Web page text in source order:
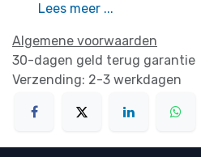
Lees meer ...
Algemene voorwaarden
30-dagen geld terug garantie
Verzending: 2-3 werkdagen